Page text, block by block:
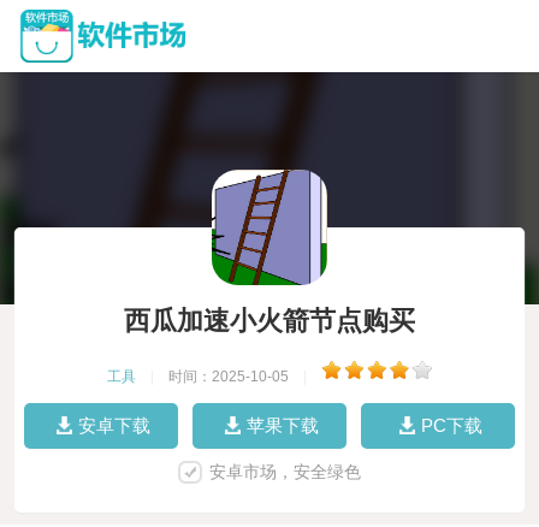
西瓜加速小火箭节点购买
工具 时间：2025-10-05
安卓下载 苹果下载 PC下载
安卓市场，安全绿色